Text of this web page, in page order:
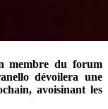
membre du forum
dévoilera une
avoisinant les